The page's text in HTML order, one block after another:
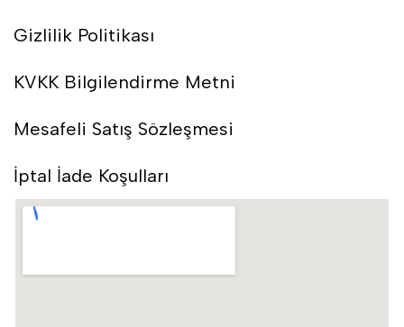
Gizlilik Politikası
KVKK Bilgilendirme Metni
Mesafeli Satış Sözleşmesi
İptal İade Koşulları